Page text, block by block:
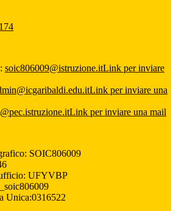
soic806009@istruzione.itLink per inviare
Link per inviare una
Link per inviare una mail
SOIC806009
UFYVBP
Unica:0316522